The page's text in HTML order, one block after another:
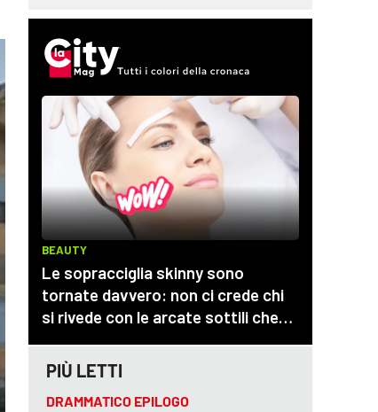
PIÙ LETTI
DRAMMATICO EPILOGO